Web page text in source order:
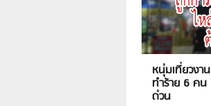
หนุ่มเที่ยวงา
ทำร้าย 6 คน
ด่วน